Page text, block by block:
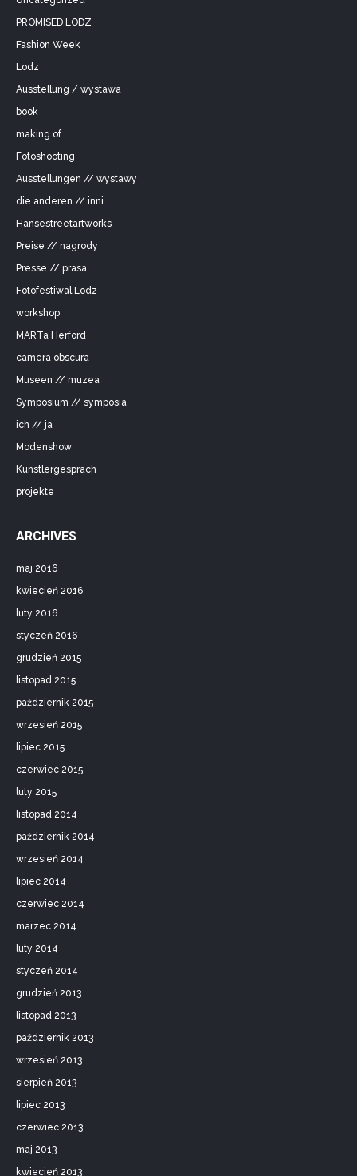
PROMISED LODZ
Fashion Week
Lodz
Ausstellung / wystawa
book
making of
Fotoshooting
Ausstellungen // wystawy
die anderen // inni
Hansestreetartworks
Preise // nagrody
Presse // prasa
Fotofestiwal Lodz
workshop
MARTa Herford
camera obscura
Museen // muzea
Symposium // symposia
ich // ja
Modenshow
Künstlergespräch
projekte
ARCHIVES
maj 2016
kwiecień 2016
luty 2016
styczeń 2016
grudzień 2015
listopad 2015
październik 2015
wrzesień 2015
lipiec 2015
czerwiec 2015
luty 2015
listopad 2014
październik 2014
wrzesień 2014
lipiec 2014
czerwiec 2014
marzec 2014
luty 2014
styczeń 2014
grudzień 2013
listopad 2013
październik 2013
wrzesień 2013
sierpień 2013
lipiec 2013
czerwiec 2013
maj 2013
kwiecień 2013